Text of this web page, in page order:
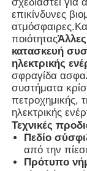
Αρχική
Προϊόντα
Σχετικά με
επικίνδυνες
ατμόσφαιρες.
ποιότητας
κατασκευή
ηλεκτρικής
σφραγίδα
συστήματα
πετροχημικής,
ηλεκτρικής
Τεχνικές
Πεδίο
από την
Πρότυπο